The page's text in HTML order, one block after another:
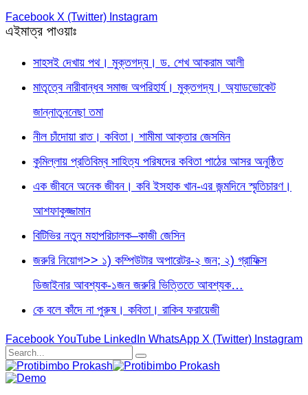
Facebook X (Twitter) Instagram
এইমাত্র পাওয়াঃ
সাহসই দেখায় পথ। মুক্তগদ্য। ড. শেখ আকরাম আলী
মাতৃত্বে নারীবান্ধব সমাজ অপরিহার্য। মুক্তগদ্য। অ্যাডভোকেট
জান্নাতুননেছা তমা
নীল চাঁদোয়া রাত। কবিতা। শামীমা আক্তার জেসমিন
কুমিল্লায় প্রতিবিম্ব সাহিত্য পরিষদের কবিতা পাঠের আসর অনুষ্ঠিত
এক জীবনে অনেক জীবন। কবি ইসহাক খান-এর জন্মদিনে স্মৃতিচারণ।
আশফাকুজ্জামান
বিটিভির নতুন মহাপরিচালক–কাজী জেসিন
জরুরি নিয়োগ>> ১) কম্পিউটার অপারেটর-২ জন; ২) গ্রাফিক্স
ডিজাইনার আবশ্যক-১জন জরুরি ভিত্তিতে আবশ্যক…
কে বলে কাঁদে না পুরুষ। কবিতা। রাকিব ফরায়েজী
Facebook YouTube LinkedIn WhatsApp X (Twitter) Instagram